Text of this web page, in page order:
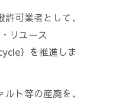
可業者として、
リユース
）を推進しま
ト等の産廃を、